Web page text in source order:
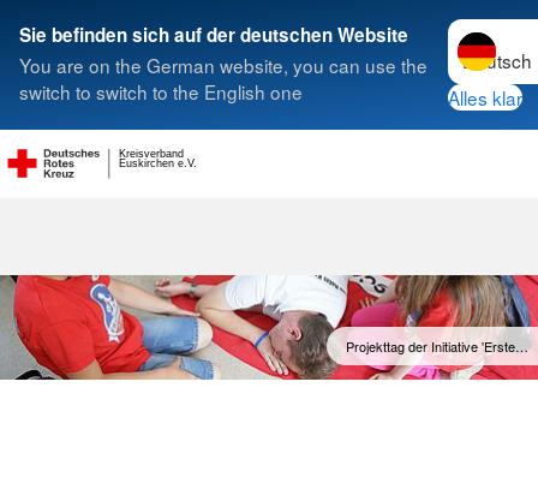
Sie befinden sich auf der deutschen Website
You are on the German website, you can use the
switch to switch to the English one
Sprache
Alles klar
Euskirchen e.V.
Kreisverband
Suche
Projekttag der Initiative 'Erste…